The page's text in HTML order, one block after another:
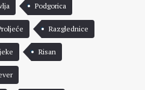
Podgorica
Razglednice
Risan